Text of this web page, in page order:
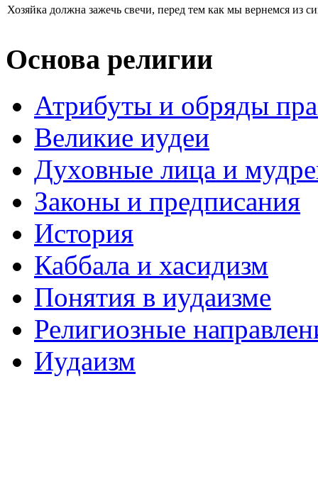
Хозяйка должна зажечь свечи, перед тем как мы вернемся из
Основа религии
Атрибуты и обряды
Великие иудеи
Духовные лица и
Законы и предписания
История
Каббала и хасидизм
Понятия в иудаизме
Религиозные
Иудаизм